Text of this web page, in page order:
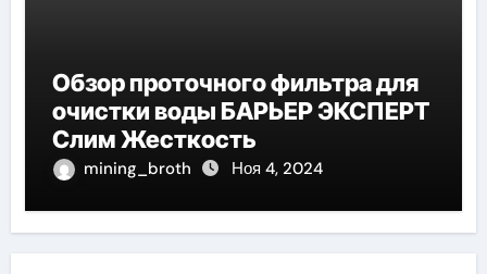
Обзор проточного фильтра для
очистки воды БАРЬЕР ЭКСПЕРТ
Слим Жесткость
mining_broth Ноя 4, 2024